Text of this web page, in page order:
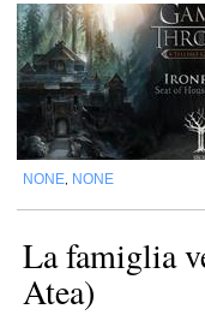
NONE NONE
La famiglia
Atea)